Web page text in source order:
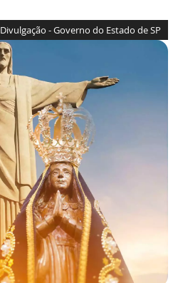
Divulgação - Governo do Estado de SP